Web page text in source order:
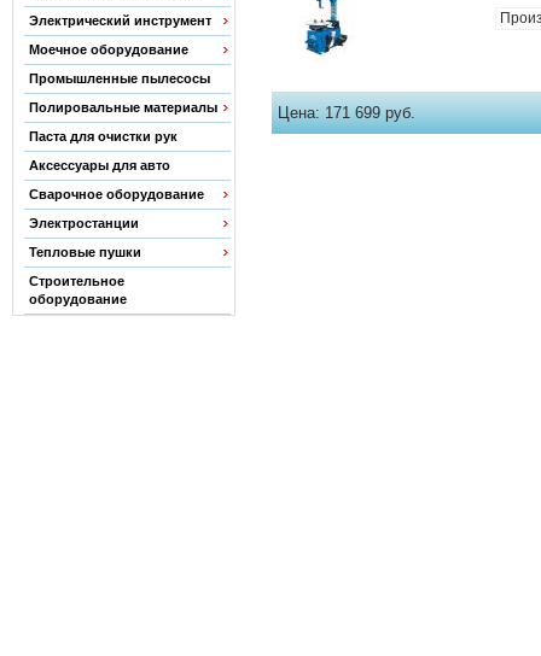
Электрический инструмент
Моечное оборудование
Промышленные пылесосы
Полировальные материалы
Паста для очистки рук
Аксессуары для авто
Сварочное оборудование
Электростанции
Тепловые пушки
Строительное
оборудование
Цена: 171 699 руб.